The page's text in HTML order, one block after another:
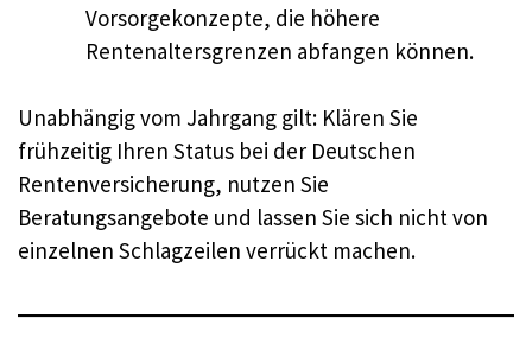
Vorsorgekonzepte, die höhere
Rentenaltersgrenzen abfangen können.
Unabhängig vom Jahrgang gilt: Klären Sie
frühzeitig Ihren Status bei der Deutschen
Rentenversicherung, nutzen Sie
Beratungsangebote und lassen Sie sich nicht von
einzelnen Schlagzeilen verrückt machen.